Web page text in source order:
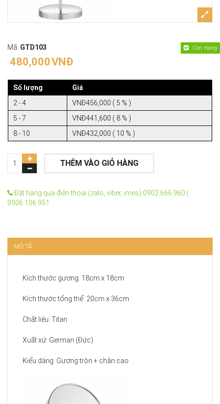
Mã: GTD103
480,000VNĐ
Còn Hàng
Số lượng
Giá
2 - 4
VNĐ456,000 ( 5 % )
5 - 7
VNĐ441,600 ( 8 % )
8 - 10
VNĐ432,000 ( 10 % )
THÊM VÀO GIỎ HÀNG
Đặt hàng qua điện thoại (zalo, viber, imes) 0902.666.960 |
0906.106.951
MÔ TẢ
Kích thước gương: 18cm x 18cm
Kích thước tổng thể: 20cm x 36cm
Chất liệu: Titan
Xuất xứ: German (Đức)
Kiểu dáng: Gương tròn + chân cao